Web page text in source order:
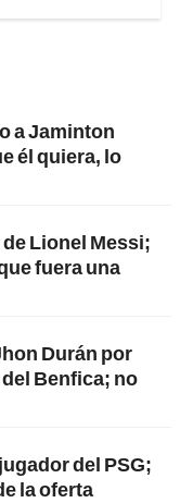
a Jaminton
él quiera, lo
Lionel Messi;
fuera una
Durán por
Benfica; no
del PSG;
la oferta